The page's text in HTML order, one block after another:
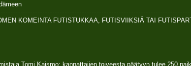
KOMEINTA FUTISTUKKAA, FUTISVIIKSIÄ TAI
Tomi Kaismo: kannattajien toiveesta päätyyn tulee 250